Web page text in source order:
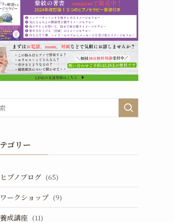
ゴリー
ヒプノブログ (65)
ワークショップ (9)
養成講座 (11)